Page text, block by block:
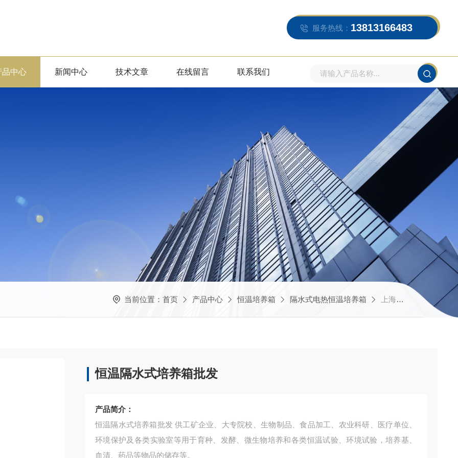
服务热线： 13813166483
品中心 新闻中心 技术文章 在线留言 联系我们
当前位置： 首页 产品中心 恒温培养箱 隔水式电热恒温培养箱 上海培因实验仪器有限公司GRP-9080恒温隔水式培养箱批发
恒温隔水式培养箱批发
产品简介：
恒温隔水式培养箱批发 供工矿企业、大专院校、生物制品、食品加工、农业科研、医疗单位、
环境保护及各类实验室等用于育种、发酵、微生物培养和各类恒温试验、环境试验，培养基、
血清、药品等物品的储存等。